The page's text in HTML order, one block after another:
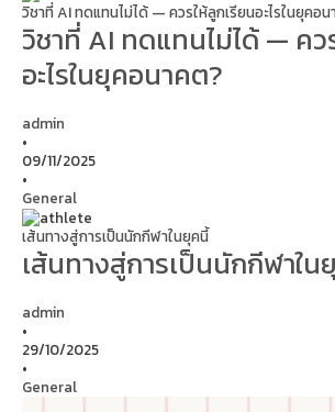
วิชาที่ AI ทดแทนไม่ได้ — ควรให้ลูกเรียนอะไรในยุคอน
วิชาที่ AI ทดแทนไม่ได้ — คว
อะไรในยุคอนาคต?
admin
•
09/11/2025
•
General
เส้นทางสู่การเป็นนักกีฬาในยุคนี้
เส้นทางสู่การเป็นนักกีฬาใ
admin
•
29/10/2025
•
General